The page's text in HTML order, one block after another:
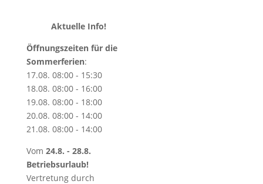
Aktuelle Info!
Öffnungszeiten für die
Sommerferien:
17.08. 08:00 - 15:30
18.08. 08:00 - 16:00
19.08. 08:00 - 18:00
20.08. 08:00 - 14:00
21.08. 08:00 - 14:00
Vom 24.8. - 28.8.
Betriebsurlaub!
Vertretung durch